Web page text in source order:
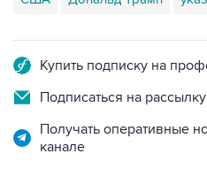
Купить подписку на
Подписаться на
Получать оперативные
канале